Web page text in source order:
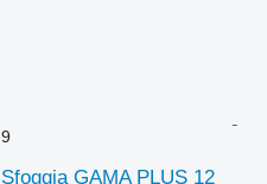
9
Sfoggia GAMA PLUS 12